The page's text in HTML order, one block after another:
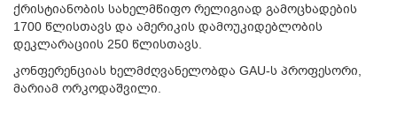
ქრისტიანობის სახელმწიფო რელიგიად გამოცხადების
1700 წლისთავს და ამერიკის დამოუკიდებლობის
დეკლარაციის 250 წლისთავს.
კონფერენციას ხელმძღვანელობდა GAU-ს პროფესორი,
მარიამ ორკოდაშვილი.